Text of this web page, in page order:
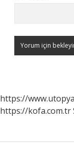
https://
https://kofa.com.tr